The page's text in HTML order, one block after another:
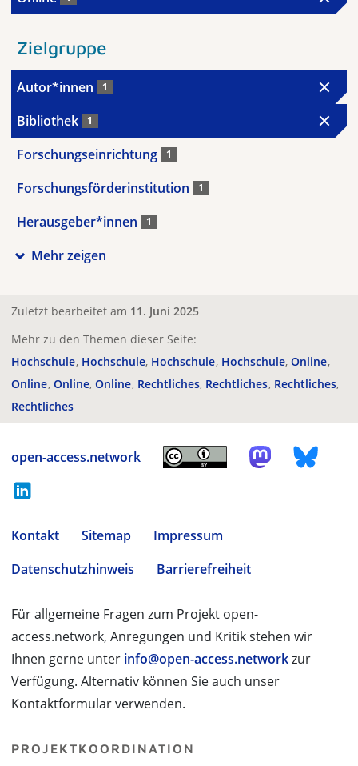
Zielgruppe
Autor*innen 1
Bibliothek 1
Forschungseinrichtung 1
Forschungsförderinstitution 1
Herausgeber*innen 1
Mehr zeigen
Zuletzt bearbeitet am 11. Juni 2025
Mehr zu den Themen dieser Seite:
Hochschule Hochschule Hochschule Hochschule Online
Online Online Online Rechtliches Rechtliches Rechtliches
Rechtliches
open-access.network
Kontakt Sitemap
Impressum
Datenschutzhinweis
Barrierefreiheit
Für allgemeine Fragen zum Projekt open-
access.network, Anregungen und Kritik stehen wir
Ihnen gerne unter info@open-access.networkzur
Verfügung. Alternativ können Sie auch unser
Kontaktformular verwenden.
PROJEKTKOORDINATION